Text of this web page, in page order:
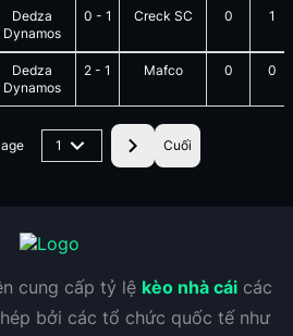
Dedza
Dynamos
0 - 1 Creck SC 0 1
Dedza
Dynamos
2 - 1 Mafco 0 0
1 Cuối
cung cấp tỷ lệ kèo nhà cáicác
bởi các tổ chức quốc tế như